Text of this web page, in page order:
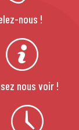
nous !
nous voir !